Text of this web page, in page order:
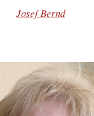
Josef Bernd